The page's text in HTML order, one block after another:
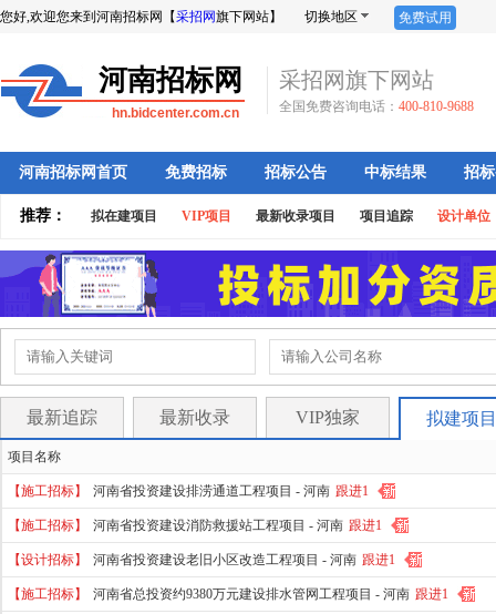
您好,欢迎您来到河南招标网【采招网旗下网站】 切换地区 免费试用
河南招标网
hn.bidcenter.com.cn
采招网旗下网站
全国免费咨询电话： 400-810-9688
河南招标网首页 免费招标 招标公告 中标结果 招
推荐： 拟在建项目 VIP项目 最新收录项目 项目追踪 设计单位
最新追踪 最新收录 VIP独家 拟建项目
项目名称
【施工招标】 河南省投资建设排涝通道工程项目 - 河南 跟进1
【施工招标】 河南省投资建设消防救援站工程项目 - 河南 跟进1
【设计招标】 河南省投资建设老旧小区改造工程项目 - 河南 跟进1
【施工招标】 河南省总投资约9380万元建设排水管网工程项目 - 河南 跟进1